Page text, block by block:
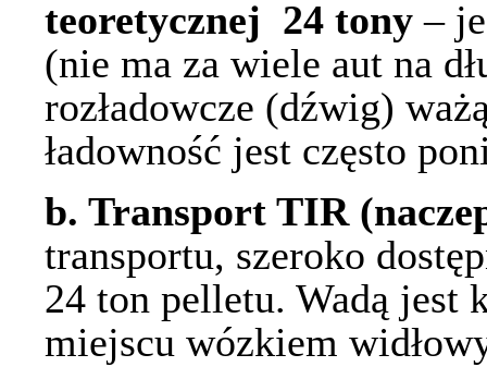
teoretycznej 24 tony –
(nie ma za wiele aut na
rozładowcze (dźwig)
ładowność jest często
b. Transport TIR
transportu, szeroko
24 ton pelletu. Wadą jest
miejscu wózkiem